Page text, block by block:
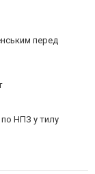
перед
по НПЗ у тилу